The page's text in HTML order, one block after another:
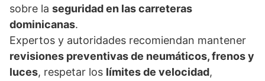
sobre la seguridad en las carreteras
dominicanas.
Expertos y autoridades recomiendan mantener
revisiones preventivas de neumáticos, frenos y
luces, respetar los límites de velocidad,